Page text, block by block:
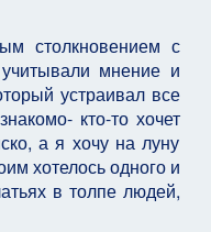
столкновением с
мнение и
устраивал все
кто-то хочет
а я хочу на луну
хотелось одного и
в толпе людей,